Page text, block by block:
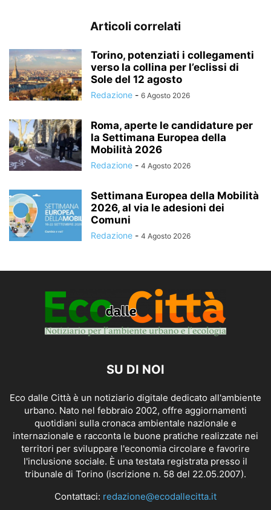
Articoli correlati
Torino, potenziati i collegamenti
verso la collina per l’eclissi di
Sole del 12 agosto
Redazione - 6 Agosto 2026
Roma, aperte le candidature per
la Settimana Europea della
Mobilità 2026
Redazione - 4 Agosto 2026
Settimana Europea della Mobilità
2026, al via le adesioni dei
Comuni
Redazione - 4 Agosto 2026
SU DI NOI
Eco dalle Città è un notiziario digitale dedicato all'ambiente
urbano. Nato nel febbraio 2002, offre aggiornamenti
quotidiani sulla cronaca ambientale nazionale e
internazionale e racconta le buone pratiche realizzate nei
territori per sviluppare l'economia circolare e favorire
l'inclusione sociale. È una testata registrata presso il
tribunale di Torino (iscrizione n. 58 del 22.05.2007).
Contattaci: redazione@ecodallecitta.it